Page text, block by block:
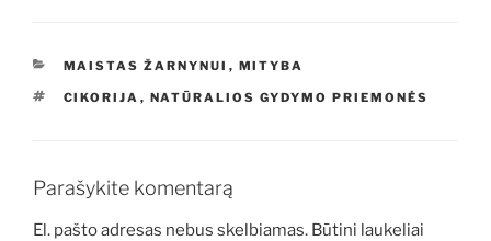
KATEGORIJOS
MAISTAS ŽARNYNUI , MITYBA
ŽYMOS
CIKORIJA , NATŪRALIOS GYDYMO PRIEMONĖS
Parašykite komentarą
El. pašto adresas nebus skelbiamas. Būtini laukeliai